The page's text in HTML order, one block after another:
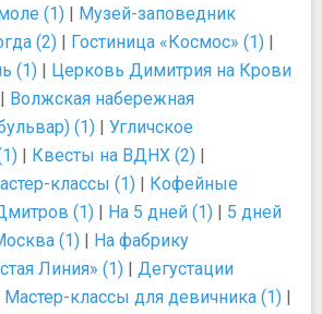
(1) | Музей-заповедник
(2) | Гостиница «Космос» (1) |
(1) | Церковь Димитрия на Крови
| Волжская набережная
(1) | Угличское
| Квесты на ВДНХ (2) |
классы (1) | Кофейные
(1) | На 5 дней (1) | 5 дней
(1) | На фабрику
Линия» (1) | Дегустации
Мастер-классы для девичника (1) |